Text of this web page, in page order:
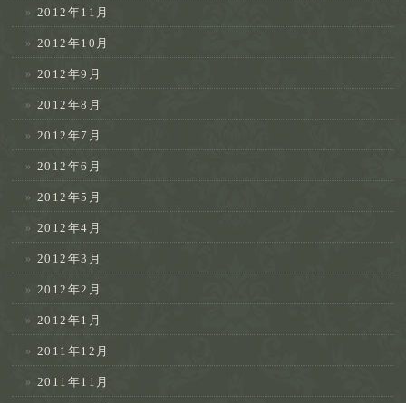
2012年11月
2012年10月
2012年9月
2012年8月
2012年7月
2012年6月
2012年5月
2012年4月
2012年3月
2012年2月
2012年1月
2011年12月
2011年11月